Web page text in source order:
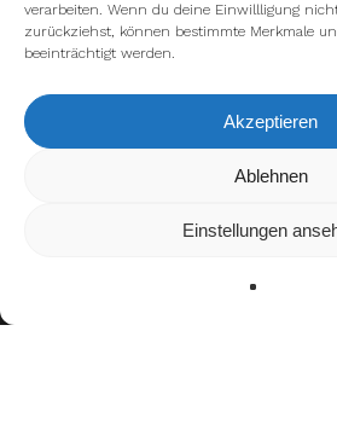
verarbeiten. Wenn du deine Einwillligung
zurückziehst, können bestimmte Merkmale
beeinträchtigt werden.
Akzeptieren
Ablehnen
Einstellungen
Wir verwenden Cookies, um dir die
kannst du erfahren,
verwenden oder sie ausschalten.